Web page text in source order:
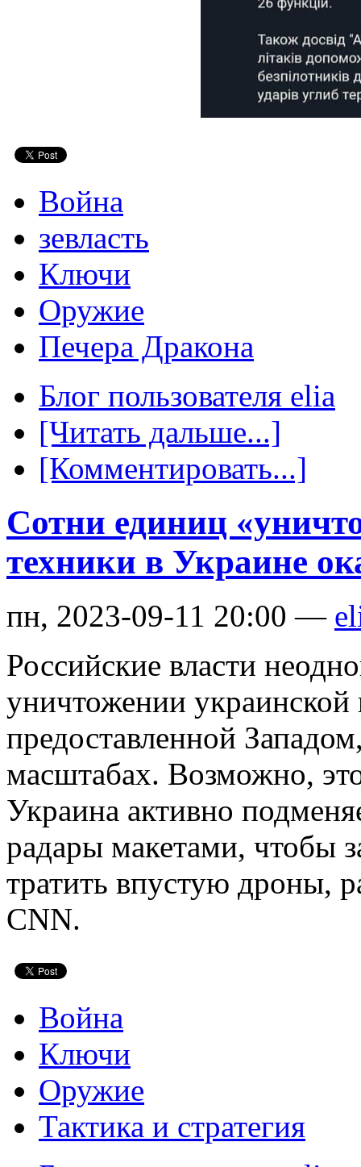
Война
зевласть
Ключи
Оружие
Печера Дракона
Блог пользователя elia
[Читать дальше...]
[Комментировать...]
Сотни единиц
техники в Украине
пн, 2023-09-11 20:00 —
Российские власти
уничтожении украинской
предоставленной
масштабах. Возможно,
Украина активно
радары макетами, чтобы
тратить впустую дроны,
CNN.
Война
Ключи
Оружие
Тактика и стратегия